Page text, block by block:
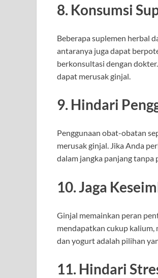
8. Konsumsi
Beberapa suplemen herbal
antaranya juga dapat
berkonsultasi dengan
dapat merusak ginjal.
9. Hindari
Penggunaan obat-obatan
merusak ginjal. Jika Anda
dalam jangka panjang tanpa
10. Jaga
Ginjal memainkan peran
mendapatkan cukup kalium,
dan yogurt adalah pilihan
11. Hindari